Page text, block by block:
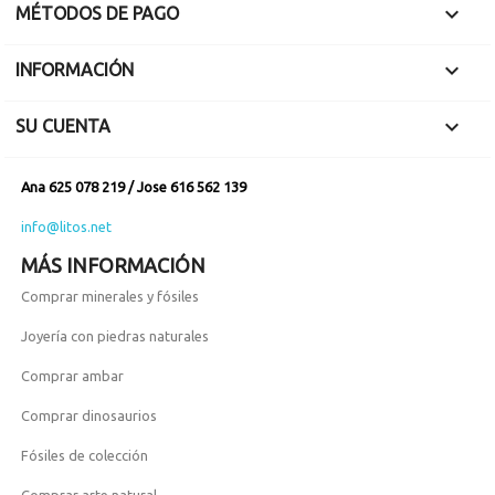
MÉTODOS DE PAGO 
INFORMACIÓN 
SU CUENTA 
Ana 625 078 219 / Jose 616 562 139
info@litos.net
MÁS INFORMACIÓN
Comprar minerales y fósiles
Joyería con piedras naturales
Comprar ambar
Comprar dinosaurios
Fósiles de colección